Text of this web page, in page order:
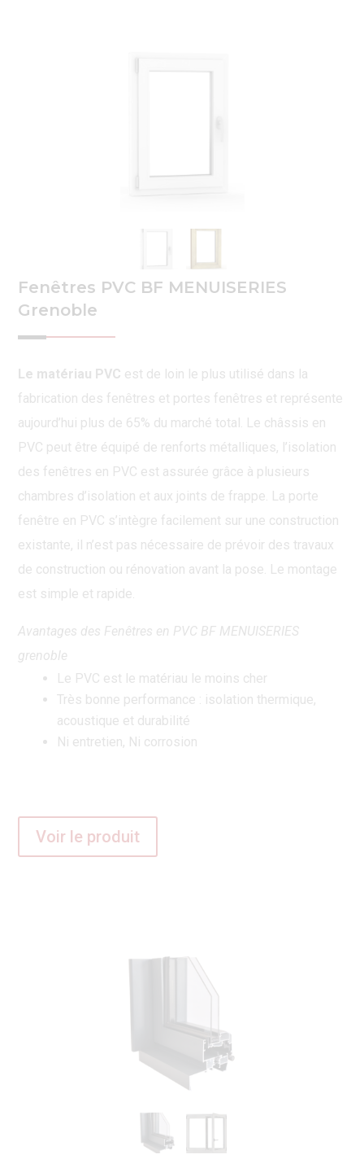
Fenêtres PVC BF MENUISERIES
Grenoble
Le matériau PVC est de loin le plus utilisé dans la
fabrication des fenêtres et portes fenêtres et représente
aujourd’hui plus de 65% du marché total. Le châssis en
PVC peut être équipé de renforts métalliques, l’isolation
des fenêtres en PVC est assurée grâce à plusieurs
chambres d’isolation et aux joints de frappe. La porte
fenêtre en PVC s’intègre facilement sur une construction
existante, il n’est pas nécessaire de prévoir des travaux
de construction ou rénovation avant la pose. Le montage
est simple et rapide.
Avantages des Fenêtres en PVC BF MENUISERIES
grenoble
Le PVC est le matériau le moins cher
Très bonne performance : isolation thermique,
acoustique et durabilité
Ni entretien, Ni corrosion
Voir le produit